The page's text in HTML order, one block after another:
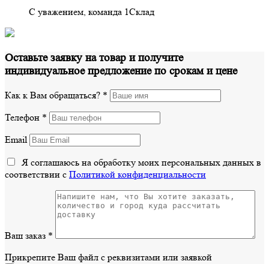
С уважением, команда 1Склад
Оставьте заявку на товар и получите
индивидуальное предложение по срокам и цене
Как к Вам обращаться? *
Телефон *
Email
Я соглашаюсь на обработку моих персональных данных в
соответствии с Политикой конфиденциальности
Ваш заказ *
Прикрепите Ваш файл с реквизитами или заявкой